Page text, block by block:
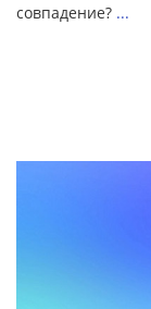
совпадение? ...